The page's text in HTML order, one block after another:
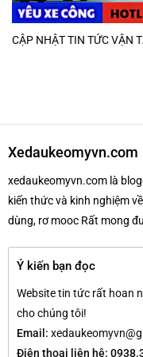
CẬP NHẬT TIN TỨC VẬN
Xedaukeomyvn.com
xedaukeomyvn.com là
kiến thức và kinh nghiệm
dùng, rơ mooc Rất mong
Ý kiến bạn đọc
Website tin tức rất hoan
cho chúng tôi!
Email:
Điện thoại liên hệ: